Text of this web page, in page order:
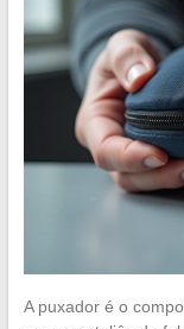
A puxador é o